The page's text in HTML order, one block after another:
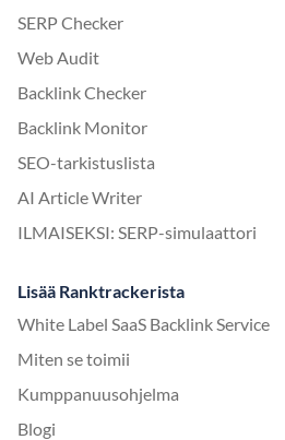
SERP Checker
Web Audit
Backlink Checker
Backlink Monitor
SEO-tarkistuslista
AI Article Writer
ILMAISEKSI: SERP-simulaattori
Lisää Ranktrackerista
White Label SaaS Backlink Service
Miten se toimii
Kumppanuusohjelma
Blogi